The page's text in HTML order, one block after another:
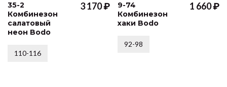
35-2
Комбинезон
салатовый
неон Bodo
3 170 ₽
110-116
9-74
Комбинезон
хаки Bodo
1 660 ₽
92-98